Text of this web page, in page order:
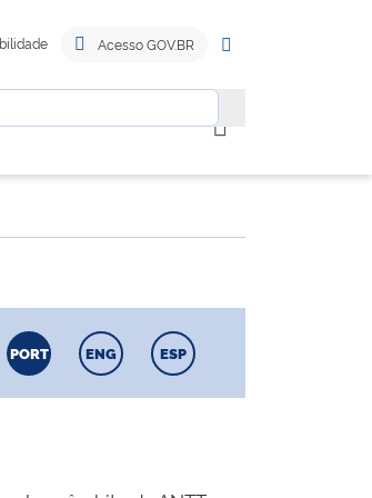
Acesso GOV.BR
PORT ENG ESP